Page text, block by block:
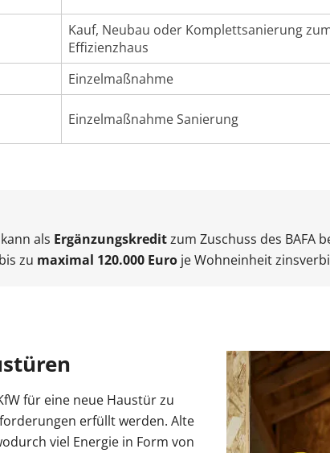
Kauf, Neubau oder Komplettsanierung
Effizienzhaus
Einzelmaßnahme
Einzelmaßnahme Sanierung
als Ergänzungskreditzum Zuschuss des BAFA
zu maximal 120.000 Euro je Wohneinheit
für eine neue Haustür zu
erfüllt werden. Alte
viel Energie in Form von